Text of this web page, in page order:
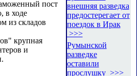
пост
в ходе
из складов
крупная
и
внешняя разведка
предостерегает от
поездок в Ирак
>>>
Румынской
разведке
оставили
прослушку >>>